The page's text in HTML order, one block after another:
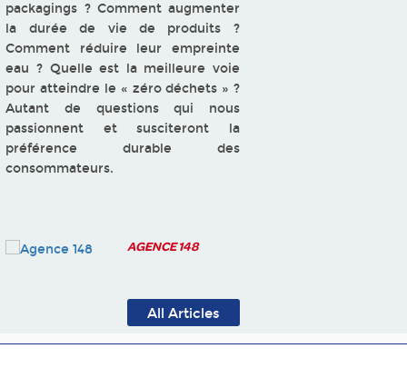
packagings ? Comment augmenter
la durée de vie de produits ?
Comment réduire leur empreinte
eau ? Quelle est la meilleure voie
pour atteindre le « zéro déchets » ?
Autant de questions qui nous
passionnent et susciteront la
préférence durable des
consommateurs.
AGENCE 148
All Articles